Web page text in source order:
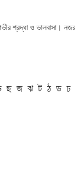
গভীর শ্রদ্ধা ও ভালবাসা।
ছ জ ঝ ট ঠ ড ঢ